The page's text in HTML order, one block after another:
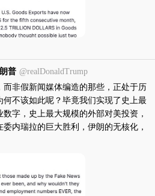
们已经达到了人们曾认为不可能企及的
利还在前方！
普 @realDonaldTrump
而非假新闻媒体编造的那些，正处于历
何不该如此呢？毕竟我们实现了史上最
字，史上最大规模的外部对美投资，
内瑞拉的巨大胜利，伊朗的无核化，
的尊重与成就，还有更多？不要相信
人一样狡猾腐败。投票给共和党，让美
事的关注！